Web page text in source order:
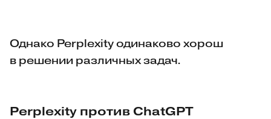
Однако Perplexity одинаково хорош
в решении различных задач.
Perplexity против ChatGPT